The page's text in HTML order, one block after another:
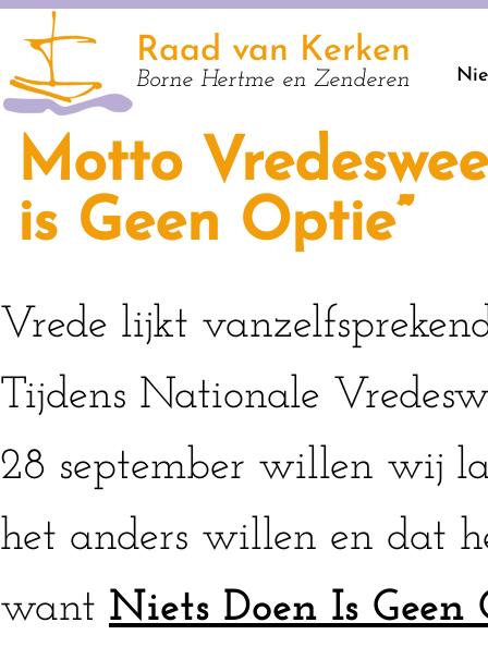
Raad van Kerken
Borne Hertme en Zenderen
Motto
is Geen Optie”
Vrede lijkt
Tijdens Nationale
28 september willen wij
het anders willen en dat
want Niets Doen Is Geen